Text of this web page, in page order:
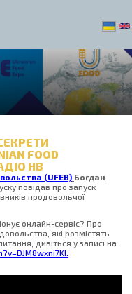
FOOD
НВ
(UFEB) Богдан
повідав про запуск
продовольчої
онлайн-сервіс? Про
які розмістять
дивіться у записі на